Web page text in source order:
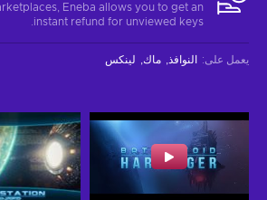
Eneba allows you to get an
instant refund for unviewed keys.
يعمل على: النوافذ ماك لينكس